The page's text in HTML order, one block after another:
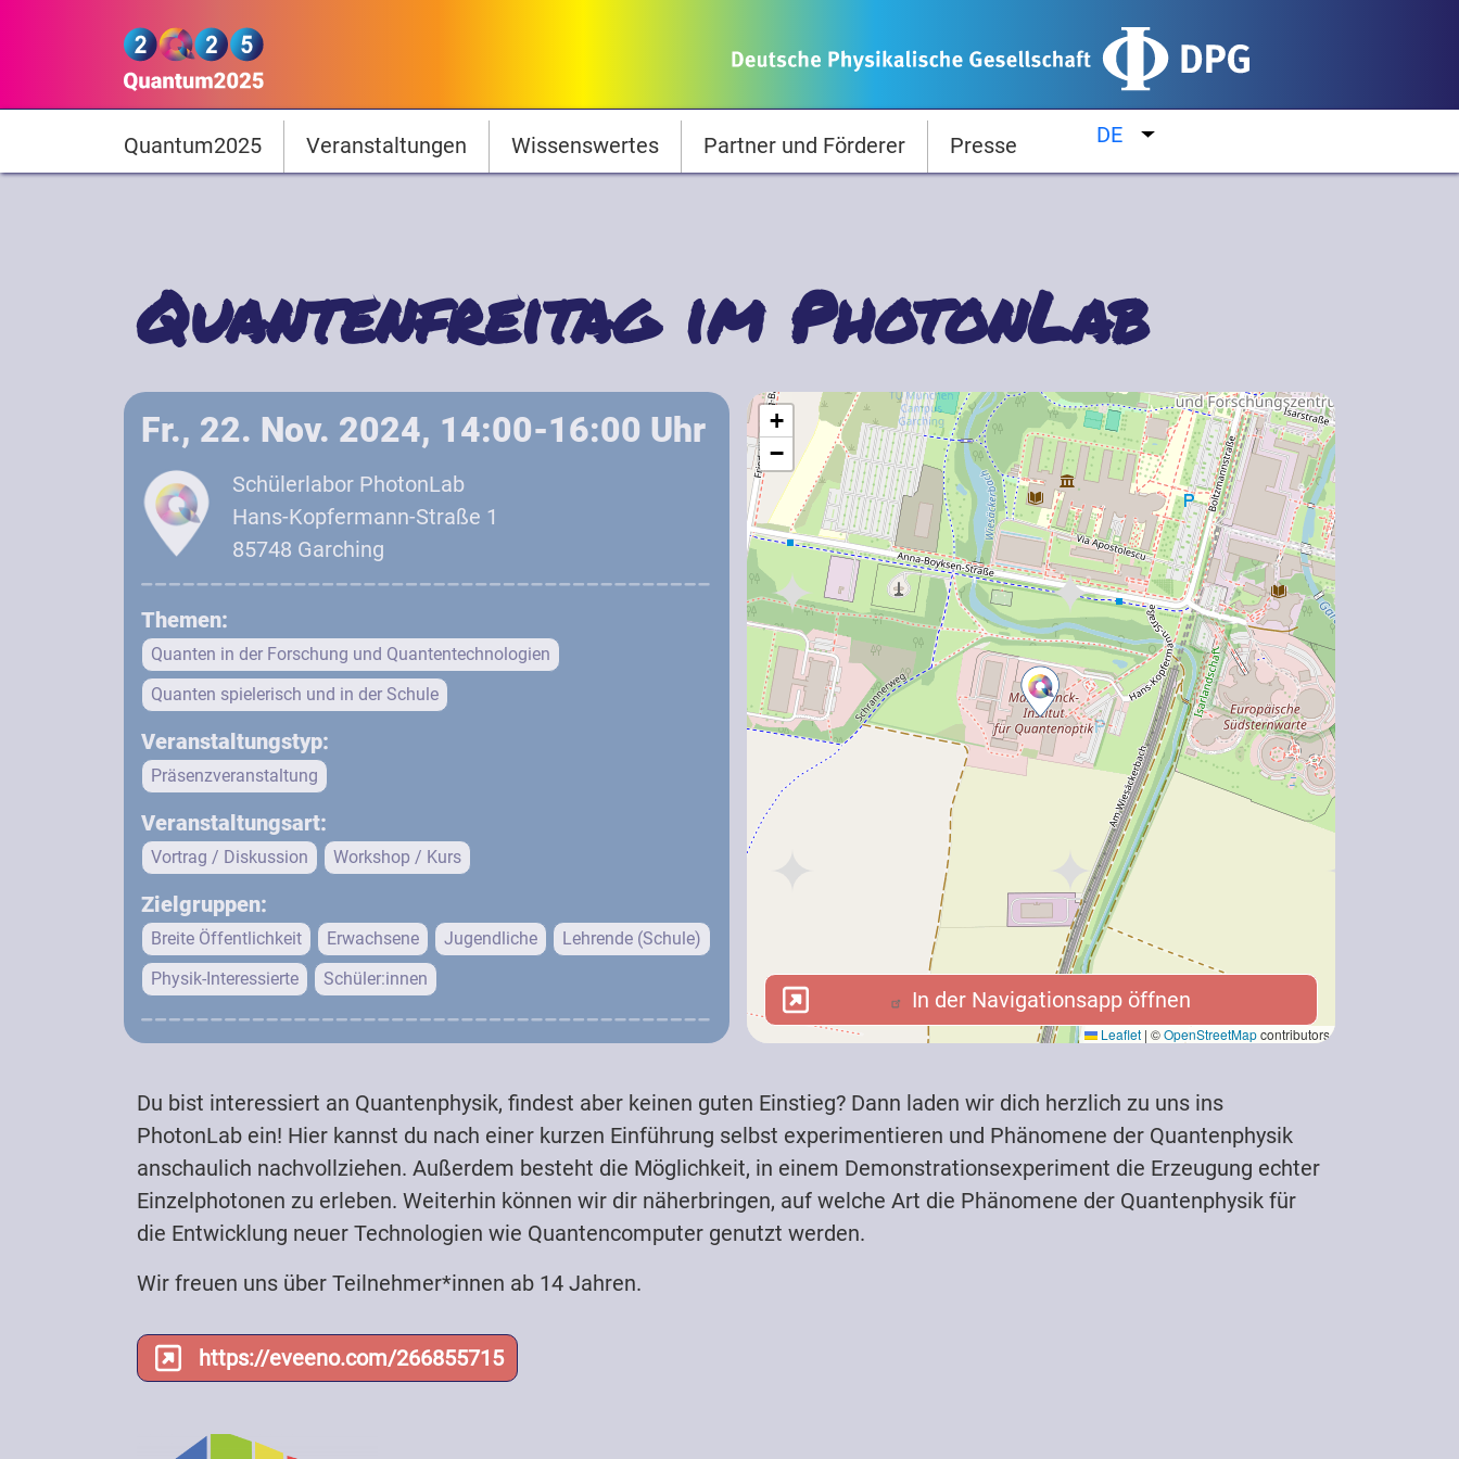
Quantum2025
Hauptnavigation
Quantum2025 Veranstaltungen Wissenswertes Partner und Förderer Presse DE Weitere Aktionen auflisten
Quantenfreitag im PhotonLab
Fr., 22. Nov. 2024, 14:00-16:00 Uhr
Schülerlabor PhotonLab
Hans-Kopfermann-Straße 1
85748 Garching
Themen:
Quanten in der Forschung und Quantentechnologien
Quanten spielerisch und in der Schule
Veranstaltungstyp:
Präsenzveranstaltung
Veranstaltungsart:
Vortrag / Diskussion Workshop / Kurs
Zielgruppen:
Breite Öffentlichkeit Erwachsene Jugendliche
Lehrende (Schule)
Physik-Interessierte
Schüler:innen
+
−
Leaflet | ©OpenStreetMapcontributors
In der Navigationsapp öffnen
In der Navigationsapp öffnen
Du bist interessiert an Quantenphysik, findest aber keinen guten Einstieg? Dann laden wir dich herzlich zu uns ins
PhotonLab ein! Hier kannst du nach einer kurzen Einführung selbst experimentieren und Phänomene der Quantenphysik
anschaulich nachvollziehen. Außerdem besteht die Möglichkeit, in einem Demonstrationsexperiment die Erzeugung echter
Einzelphotonen zu erleben. Weiterhin können wir dir näherbringen, auf welche Art die Phänomene der Quantenphysik für
die Entwicklung neuer Technologien wie Quantencomputer genutzt werden.
Wir freuen uns über Teilnehmer*innen ab 14 Jahren.
https://eveeno.com/266855715